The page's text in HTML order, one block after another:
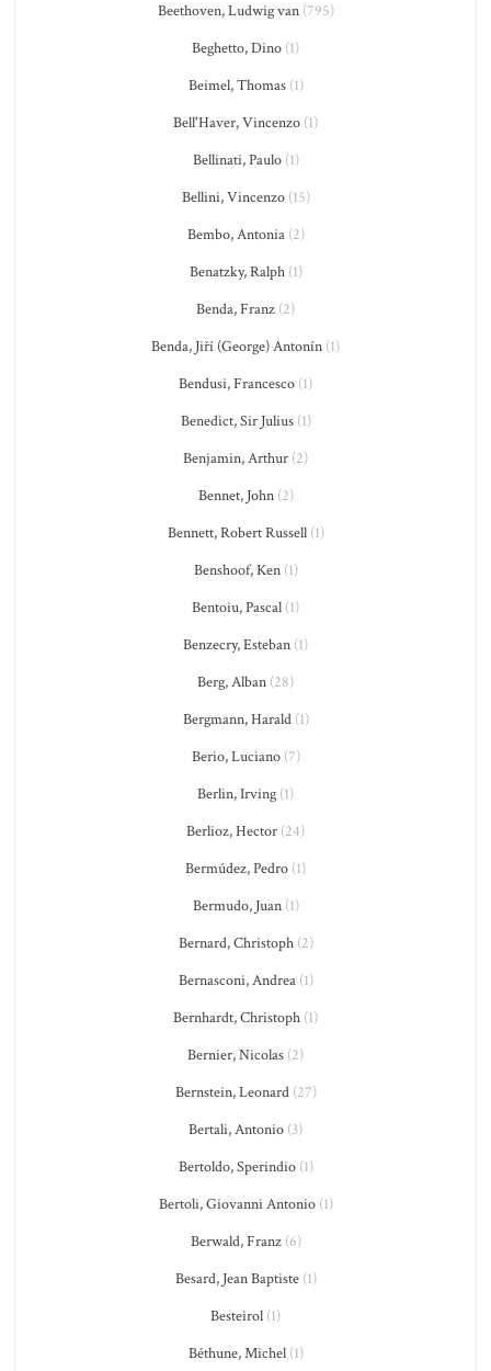
Beethoven, Ludwig van(795)
Beghetto, Dino (1)
Beimel, Thomas(1)
Bell'Haver, Vincenzo (1)
Bellinati, Paulo(1)
Bellini, Vincenzo(15)
Bembo, Antonia(2)
Benatzky, Ralph(1)
Benda, Franz (2)
Benda, Jiří (George) Antonín (1)
Bendusi, Francesco (1)
Benedict, Sir Julius(1)
Benjamin, Arthur (2)
Bennet, John(2)
Bennett, Robert Russell(1)
Benshoof, Ken(1)
Bentoiu, Pascal (1)
Benzecry, Esteban (1)
Berg, Alban (28)
Bergmann, Harald(1)
Berio, Luciano(7)
Berlin, Irving (1)
Berlioz, Hector (24)
Bermúdez, Pedro (1)
Bermudo, Juan(1)
Bernard, Christoph(2)
Bernasconi, Andrea(1)
Bernhardt, Christoph (1)
Bernier, Nicolas (2)
Bernstein, Leonard(27)
Bertali, Antonio (3)
Bertoldo, Sperindio(1)
Bertoli, Giovanni Antonio(1)
Berwald, Franz(6)
Besard, Jean Baptiste(1)
Besteirol (1)
Béthune, Michel(1)